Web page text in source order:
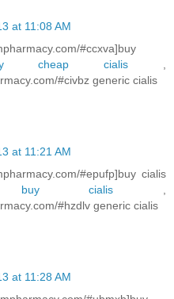
at 11:08 AM
#ccxva]buy
cheap cialis ,
#civbz generic cialis
at 11:21 AM
#epufp]buy cialis
- buy cialis ,
#hzdlv generic cialis
at 11:28 AM